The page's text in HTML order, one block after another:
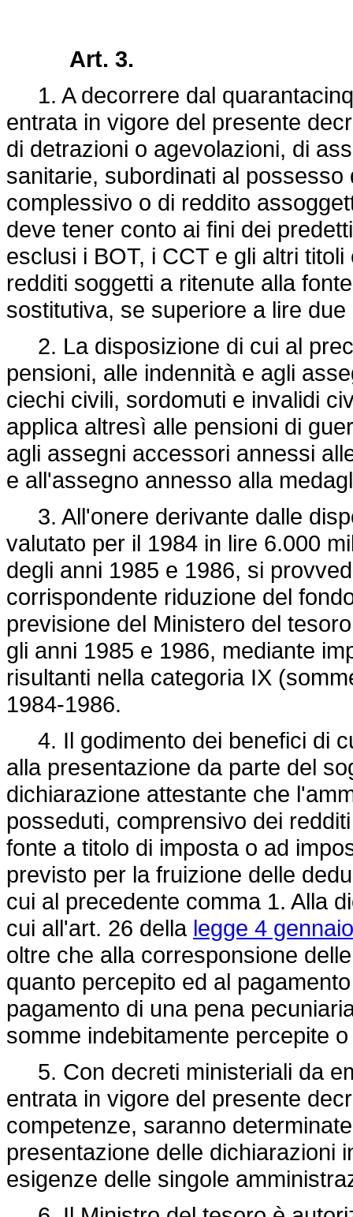
Art. 3.
1. A decorrere dal
entrata in vigore del presente
di detrazioni o agevolazioni, di
sanitarie, subordinati al
complessivo o di reddito
deve tener conto ai fini dei
esclusi i BOT, i CCT e gli altri
redditi soggetti a ritenute alla
sostitutiva, se superiore a lire
2. La disposizione di cui al
pensioni, alle indennità e agli
ciechi civili, sordomuti e invalidi
applica altresì alle pensioni di
agli assegni accessori annessi
e all'assegno annesso alla
3. All'onere derivante dalle
valutato per il 1984 in lire 6.000
degli anni 1985 e 1986, si
corrispondente riduzione del
previsione del Ministero del
gli anni 1985 e 1986, mediante
risultanti nella categoria IX
1984-1986.
4. Il godimento dei benefici di
alla presentazione da parte del
dichiarazione attestante che
posseduti, comprensivo dei
fonte a titolo di imposta o ad
previsto per la fruizione delle
cui al precedente comma 1. Alla
cui all'art. 26 della legge 4
oltre che alla corresponsione
quanto percepito ed al
pagamento di una pena
somme indebitamente percepite
5. Con decreti ministeriali da
entrata in vigore del presente
competenze, saranno
presentazione delle dichiarazioni
esigenze delle singole